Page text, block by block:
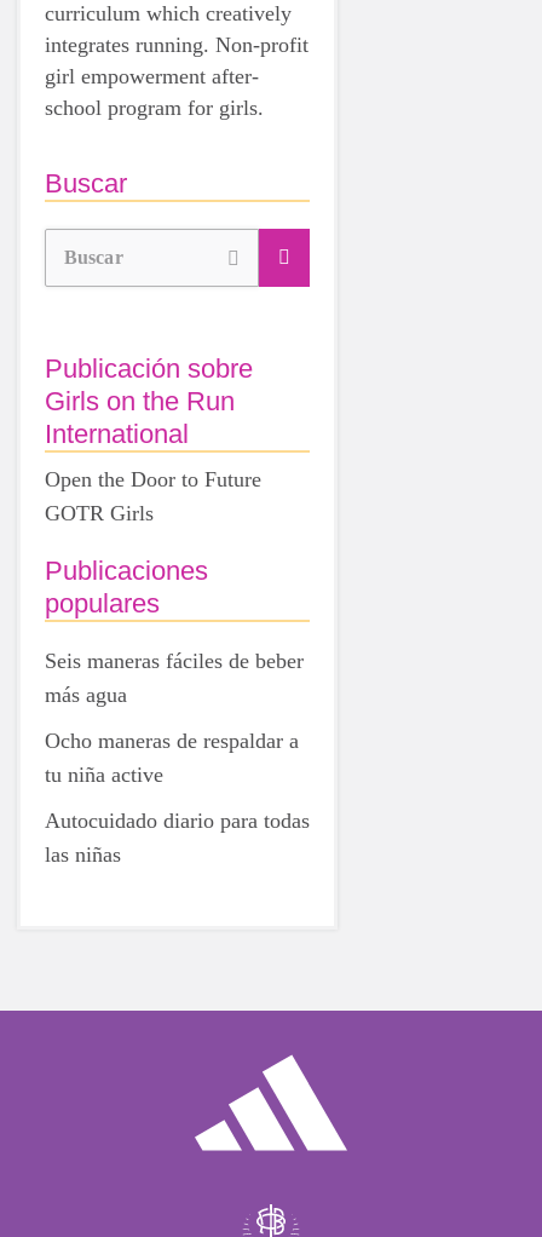
curriculum which creatively
integrates running. Non-profit
girl empowerment after-
school program for girls.
Buscar
Buscar
Publicación sobre
Girls on the Run
International
Open the Door to Future
GOTR Girls
Publicaciones
populares
Seis maneras fáciles de beber
más agua
Ocho maneras de respaldar a
tu niña active
Autocuidado diario para todas
las niñas